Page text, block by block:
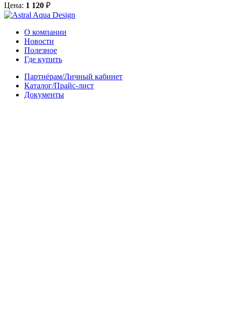
Цена: 1 120 ₽
О компании
Новости
Полезное
Где купить
Партнёрам/Личный кабинет
Каталог/Прайс-лист
Документы